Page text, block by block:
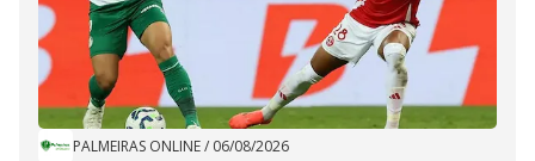
PALMEIRAS ONLINE/ 06/08/2026